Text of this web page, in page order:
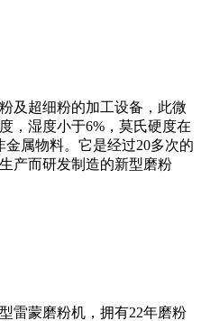
及超细粉的加工设备，此微
，湿度小于6%，莫氏硬度在
属物料。它是经过20多次的
产而研发制造的新型磨粉
雷蒙磨粉机，拥有22年磨粉